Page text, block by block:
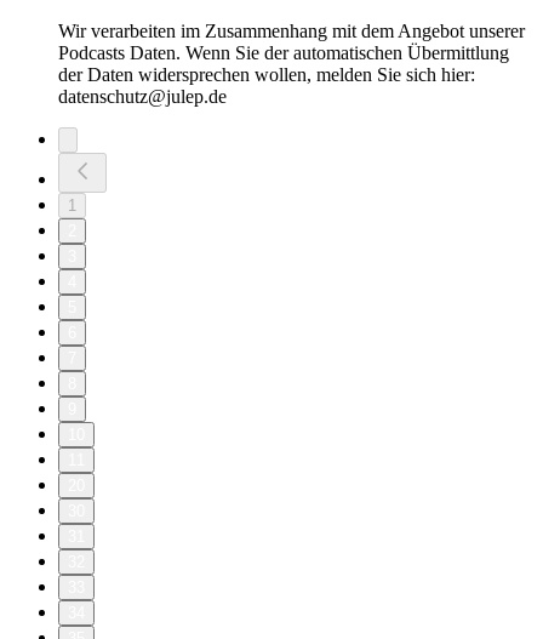
Wir verarbeiten im Zusammenhang mit dem Angebot unserer
Podcasts Daten. Wenn Sie der automatischen Übermittlung
der Daten widersprechen wollen, melden Sie sich hier:
datenschutz@julep.de
1